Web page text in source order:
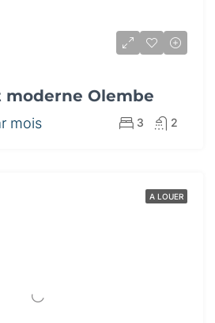
Olembe
mois 3 2
A LOUER